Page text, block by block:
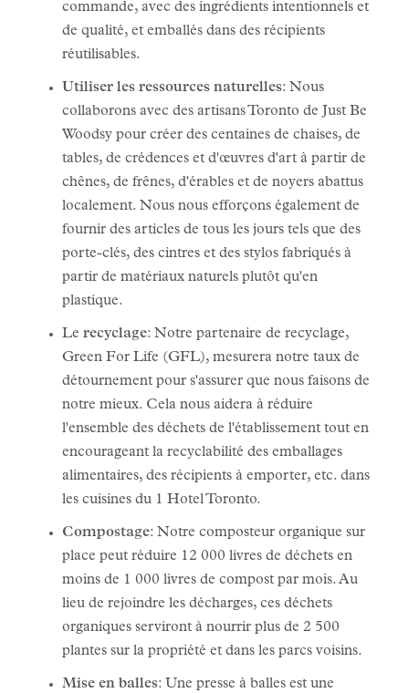
commande, avec des ingrédients intentionnels et
de qualité, et emballés dans des récipients
réutilisables.
Utiliser les ressources naturelles: Nous
collaborons avec des artisans Toronto de Just Be
Woodsy pour créer des centaines de chaises, de
tables, de crédences et d'œuvres d'art à partir de
chênes, de frênes, d'érables et de noyers abattus
localement. Nous nous efforçons également de
fournir des articles de tous les jours tels que des
porte-clés, des cintres et des stylos fabriqués à
partir de matériaux naturels plutôt qu'en
plastique.
Le recyclage: Notre partenaire de recyclage,
Green For Life (GFL), mesurera notre taux de
détournement pour s'assurer que nous faisons de
notre mieux. Cela nous aidera à réduire
l'ensemble des déchets de l'établissement tout en
encourageant la recyclabilité des emballages
alimentaires, des récipients à emporter, etc. dans
les cuisines du 1 Hotel Toronto.
Compostage: Notre composteur organique sur
place peut réduire 12 000 livres de déchets en
moins de 1 000 livres de compost par mois. Au
lieu de rejoindre les décharges, ces déchets
organiques serviront à nourrir plus de 2 500
plantes sur la propriété et dans les parcs voisins.
Mise en balles: Une presse à balles est une